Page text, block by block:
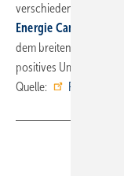
verschiedenen Orten
Energie Campus
dem breiten
positives Umdenken
Quelle:
Reisser